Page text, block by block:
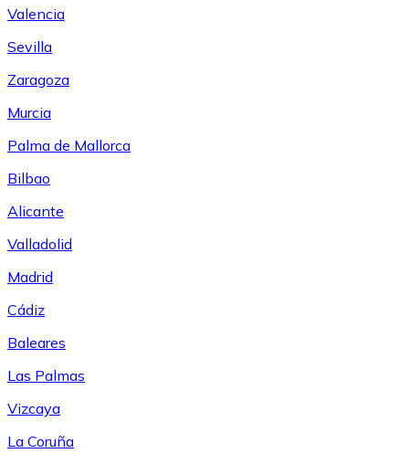
Valencia
Sevilla
Zaragoza
Murcia
Palma de Mallorca
Bilbao
Alicante
Valladolid
Madrid
Cádiz
Baleares
Las Palmas
Vizcaya
La Coruña